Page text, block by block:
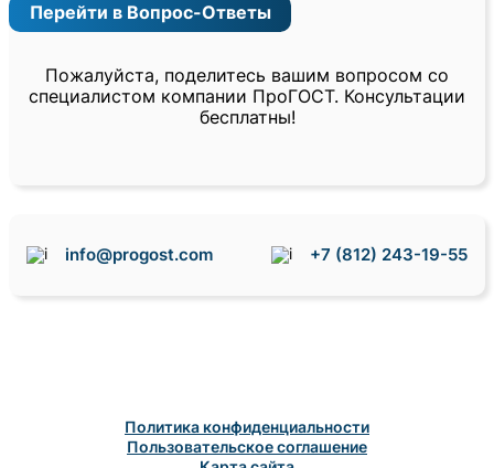
Перейти в Вопрос-Ответы
Пожалуйста, поделитесь вашим вопросом со
специалистом компании ПроГОСТ. Консультации
бесплатны!
info@progost.com +7 (812) 243-19-55
Политика конфиденциальности
Пользовательское соглашение